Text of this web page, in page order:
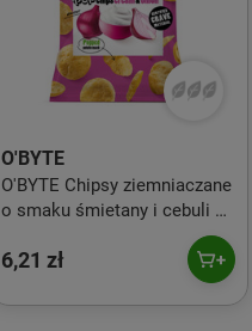
O'BYTE
O'BYTE Chipsy ziemniaczane
o smaku śmietany i cebuli 90
6,21 zł